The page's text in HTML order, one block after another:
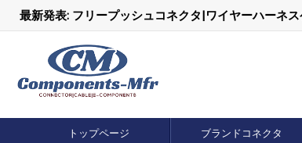
最新発表: フリープッシュコネクタ|ワイヤーハーネ
トップページ ブランドコネクタ